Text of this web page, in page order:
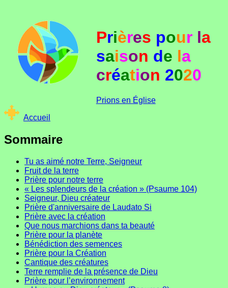
Prières pour la
saison de la
création 2020
Prions en Église
Accueil
Sommaire
Tu as aimé notre Terre, Seigneur
Fruit de la terre
Prière pour notre terre
« Les splendeurs de la création » (Psaume 104)
Seigneur, Dieu créateur
Prière d'anniversaire de Laudato Si
Prière avec la création
Que nous marchions dans ta beauté
Prière pour la planète
Bénédiction des semences
Prière pour la Création
Cantique des créatures
Terre remplie de la présence de Dieu
Prière pour l’environnement